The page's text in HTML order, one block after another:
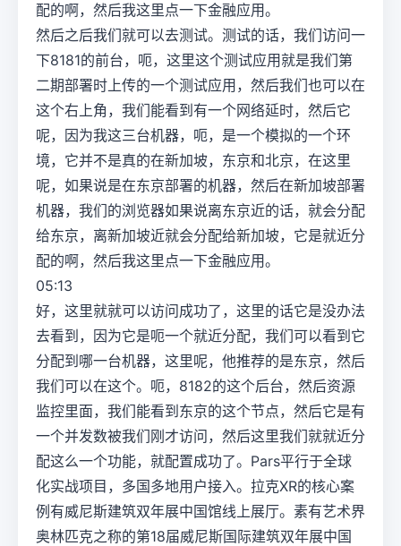
配的啊，然后我这里点一下金融应用。
然后之后我们就可以去测试。测试的话，我们访问一
下8181的前台，呃，这里这个测试应用就是我们第
二期部署时上传的一个测试应用，然后我们也可以在
这个右上角，我们能看到有一个网络延时，然后它
呢，因为我这三台机器，呃，是一个模拟的一个环
境，它并不是真的在新加坡，东京和北京，在这里
呢，如果说是在东京部署的机器，然后在新加坡部署
机器，我们的浏览器如果说离东京近的话，就会分配
给东京，离新加坡近就会分配给新加坡，它是就近分
配的啊，然后我这里点一下金融应用。
05:13
好，这里就就可以访问成功了，这里的话它是没办法
去看到，因为它是呃一个就近分配，我们可以看到它
分配到哪一台机器，这里呢，他推荐的是东京，然后
我们可以在这个。呃，8182的这个后台，然后资源
监控里面，我们能看到东京的这个节点，然后它是有
一个并发数被我们刚才访问，然后这里我们就就近分
配这么一个功能，就配置成功了。Pars平行于全球
化实战项目，多国多地用户接入。拉克XR的核心案
例有威尼斯建筑双年展中国馆线上展厅。素有艺术界
奥林匹克之称的第18届威尼斯国际建筑双年展中国